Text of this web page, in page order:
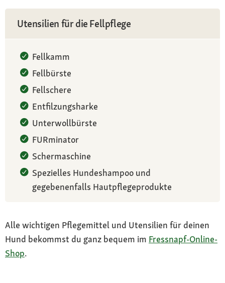
Utensilien für die Fellpflege
Fellkamm
Fellbürste
Fellschere
Entfilzungsharke
Unterwollbürste
FURminator
Schermaschine
Spezielles Hundeshampoo und
gegebenenfalls Hautpflegeprodukte
Alle wichtigen Pflegemittel und Utensilien für deinen
Hund bekommst du ganz bequem im Fressnapf-Online-
Shop.